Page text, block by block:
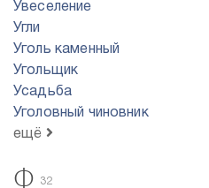
Увеселение
Угли
Уголь каменный
Угольщик
Усадьба
Уголовный чиновник
ещё
Ф 32